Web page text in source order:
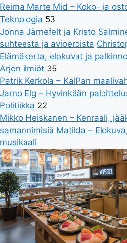
Reima Marte Mid – Koko- ja
Teknologia 53
Jonna Järnefelt ja Kristo
suhteesta ja avioeroista
Elämäkerta, elokuvat ja
Arjen ilmiöt 35
Patrik Kerkola – KalPan
Jarno Elg – Hyvinkään
Politiikka 22
Mikko Heiskanen – Kenraali,
samannimisiä Matilda –
musikaali